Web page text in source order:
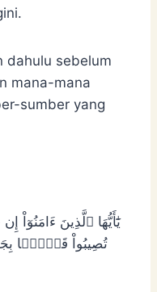
dahulu sebelum
mana-mana
sumber yang
يَٰٓأَيُّهَا ٱلَّذِينَ
تُصِيبُواْ قَوۡمَۢا